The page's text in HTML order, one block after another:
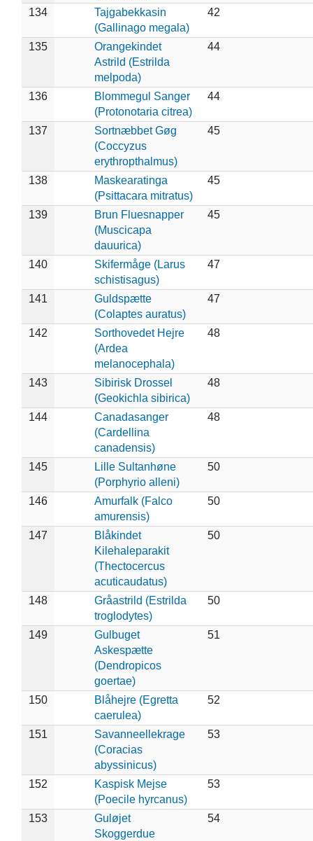
134
Tajgabekkasin
(Gallinago megala)
42
135
Orangekindet
Astrild (Estrilda
melpoda)
44
136
Blommegul Sanger
(Protonotaria citrea)
44
137
Sortnæbbet Gøg
(Coccyzus
erythropthalmus)
45
138
Maskearatinga
(Psittacara mitratus)
45
139
Brun Fluesnapper
(Muscicapa
dauurica)
45
140
Skifermåge (Larus
schistisagus)
47
141
Guldspætte
(Colaptes auratus)
47
142
Sorthovedet Hejre
(Ardea
melanocephala)
48
143
Sibirisk Drossel
(Geokichla sibirica)
48
144
Canadasanger
(Cardellina
canadensis)
48
145
Lille Sultanhøne
(Porphyrio alleni)
50
146
Amurfalk (Falco
amurensis)
50
147
Blåkindet
Kilehaleparakit
(Thectocercus
acuticaudatus)
50
148
Gråastrild (Estrilda
troglodytes)
50
149
Gulbuget
Askespætte
(Dendropicos
goertae)
51
150
Blåhejre (Egretta
caerulea)
52
151
Savanneellekrage
(Coracias
abyssinicus)
53
152
Kaspisk Mejse
(Poecile hyrcanus)
53
153
Guløjet
Skoggerdue
54